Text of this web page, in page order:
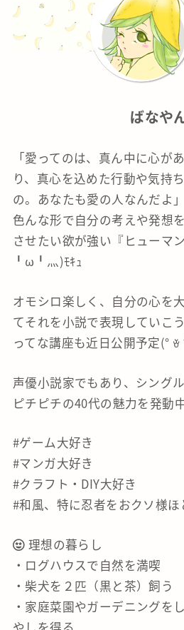
ばなや
「愛ってのは、真ん中に心
り、真心を込めた行動や気持
の。あなたも愛の人なんだよ」
色んな形で自分の考えや発想
させたい欲が強い『ヒューマ
╹ω╹灬)ﾓｷｭ
オモシロ楽しく、自分の心を
てそれを小説で表現していこ
ってな講座も近日公開予定(° ꈊ
声優小説家でもあり、シングル
ピチピチの40代の魅力を発動中
#ゲーム大好き
#マンガ大好き
#クラフト・DIY大好き
#和風、特に忍者をおクソ様ほ
理想の暮らし
・ログハウスで自然を満喫
・柴犬を２匹（黒と茶）飼う
・家庭菜園やガーデニングを